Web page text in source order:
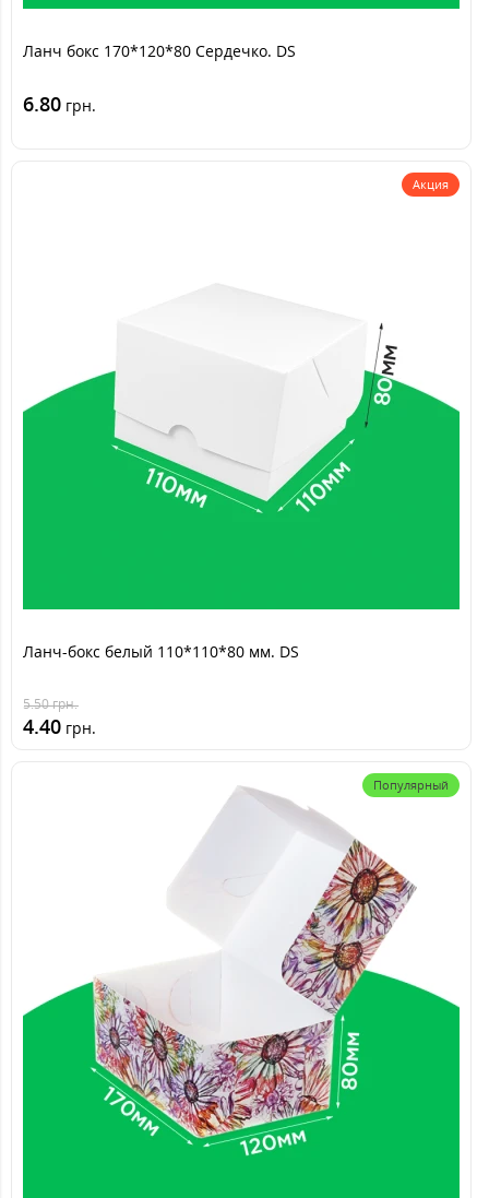
Ланч бокс 170*120*80 Сердечко. DS
6.80 грн.
Акция
Ланч-бокс белый 110*110*80 мм. DS
5.50грн.
4.40 грн.
Популярный